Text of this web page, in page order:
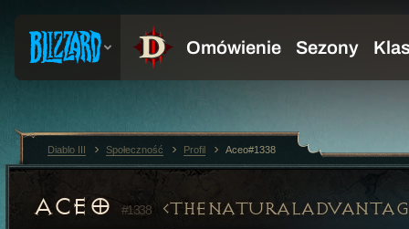
ACEO #1338
Diablo III Społeczność Profil Aceo#1338